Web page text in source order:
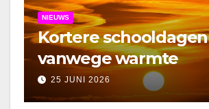
NIEUWS
Kortere schooldagen
vanwege warmte
25 JUNI 2026